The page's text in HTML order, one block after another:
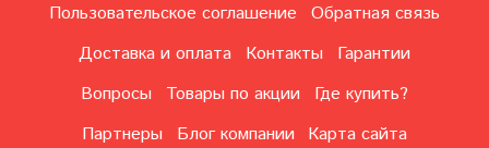
Пользовательское соглашение
Обратная связь
Доставка и оплата
Контакты
Гарантии
Вопросы
Товары по акции
Где купить?
Партнеры
Блог компании Карта сайта